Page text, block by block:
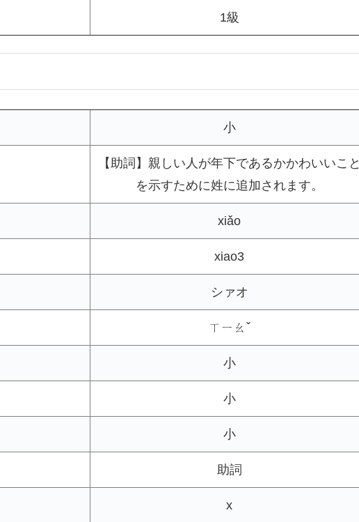
1級
小
【助詞】親しい人が年下であるかかわいいこと
を示すために姓に追加されます。
xiǎo
xiao3
シァオ
ㄒㄧㄠˇ
小
小
小
助詞
x